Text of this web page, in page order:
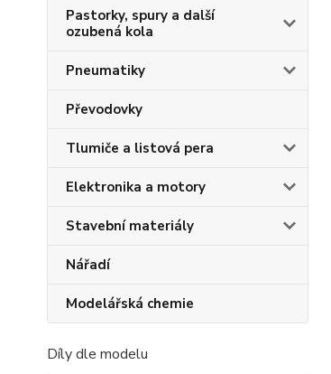
Pastorky, spury a další
ozubená kola
Pneumatiky
Převodovky
Tlumiče a listová pera
Elektronika a motory
Stavební materiály
Nářadí
Modelářská chemie
Díly dle modelu